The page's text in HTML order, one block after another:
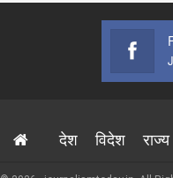
देश विदेश राज्य